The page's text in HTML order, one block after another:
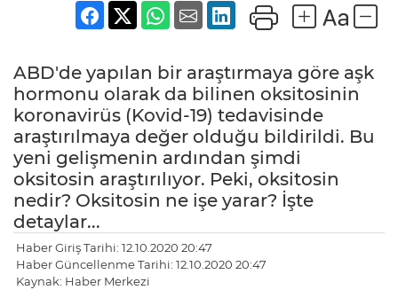
ABD'de yapılan bir araştırmaya göre aşk
hormonu olarak da bilinen oksitosinin
koronavirüs (Kovid-19) tedavisinde
araştırılmaya değer olduğu bildirildi. Bu
yeni gelişmenin ardından şimdi
oksitosin araştırılıyor. Peki, oksitosin
nedir? Oksitosin ne işe yarar? İşte
detaylar...
Haber Giriş Tarihi: 12.10.2020 20:47
Haber Güncellenme Tarihi: 12.10.2020 20:47
Kaynak: Haber Merkezi